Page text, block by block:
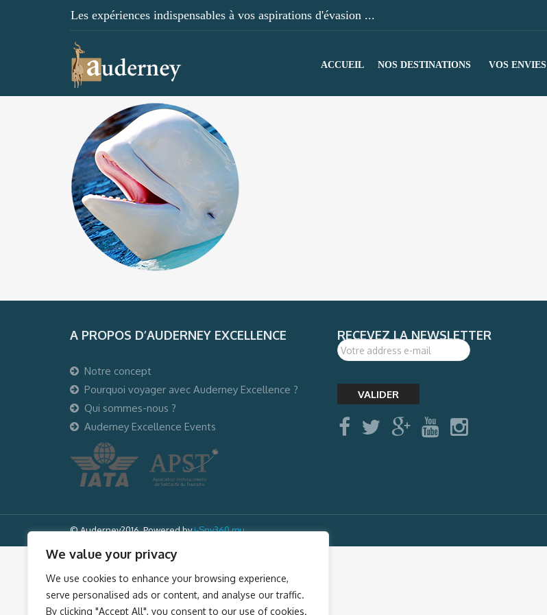
We value your privacy
We use cookies to enhance your browsing experience,
serve personalised ads or content, and analyse our traffic.
By clicking "Accept All", you consent to our use of cookies.
Les expériences indispensables à vos aspirations d'évasion ...
ACCUEIL NOS DESTINATIONS VOS ENVIES
A PROPOS D’AUDERNEY EXCELLENCE
Notre concept
Pourquoi voyager avec Auderney Excellence ?
Qui sommes-nous ?
Auderney Excellence Events
RECEVEZ LA NEWSLETTER
© Auderney2016, Powered byi-Spy360.mu